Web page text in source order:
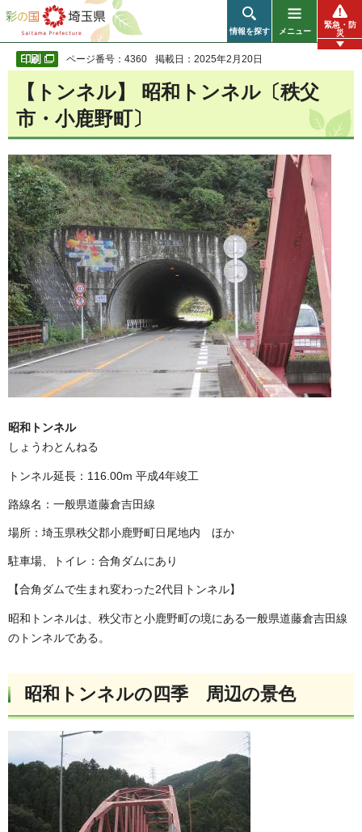
彩の国 埼玉県
情報を探す メニュー
緊急・防
災
ページ番号：4360 掲載日：2025年2月20日
【トンネル】 昭和トンネル〔秩父
市・小鹿野町〕
昭和トンネル
しょうわとんねる
トンネル延長：116.00m 平成4年竣工
路線名：一般県道藤倉吉田線
場所：埼玉県秩父郡小鹿野町日尾地内 ほか
駐車場、トイレ：合角ダムにあり
【合角ダムで生まれ変わった2代目トンネル】
昭和トンネルは、秩父市と小鹿野町の境にある一般県道藤倉吉田線
のトンネルである。
昭和トンネルの四季 周辺の景色